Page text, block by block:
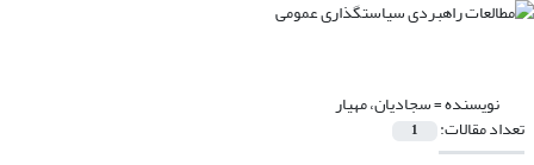
نویسنده =سجادیان، مهیار
تعداد مقالات: 1